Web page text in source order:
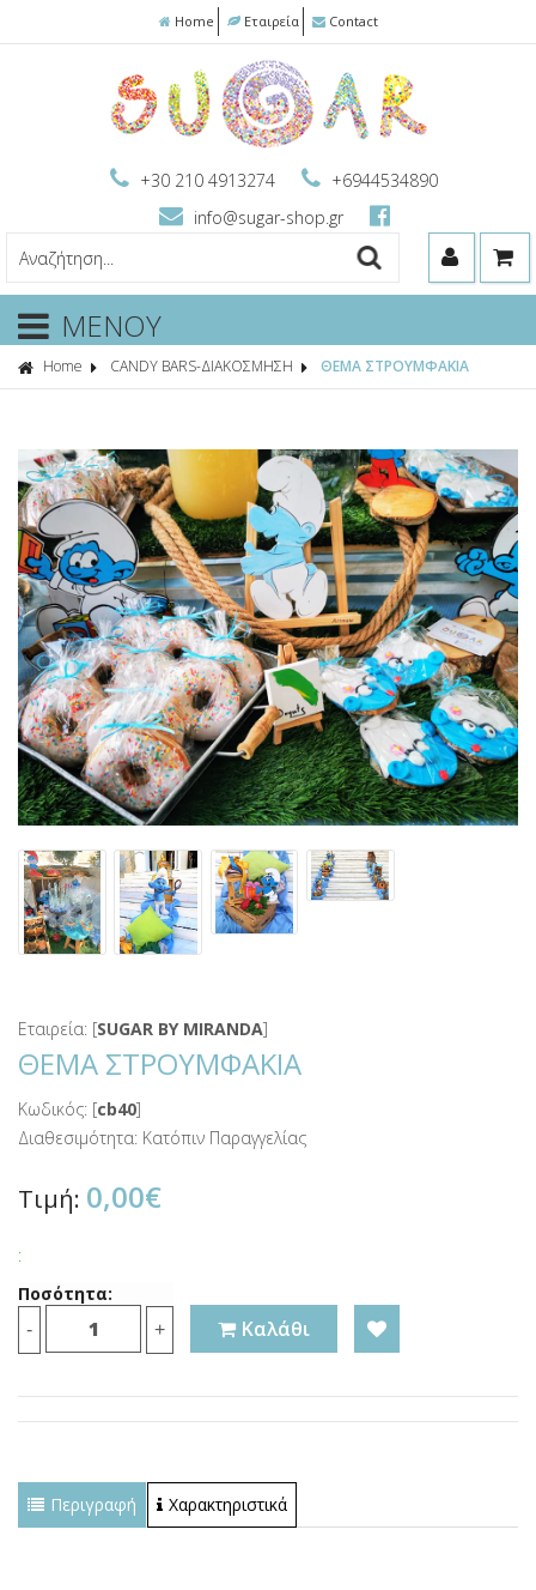
Home Εταιρεία Contact
+30 210 4913274
+6944534890
info@sugar-shop.gr
ΜΕΝΟΥ
Home CANDY BARS-ΔΙΑΚΟΣΜΗΣΗ ΘΕΜΑ ΣΤΡΟΥΜΦΑΚΙΑ
Εταιρεία: [SUGAR BY MIRANDA]
ΘΕΜΑ ΣΤΡΟΥΜΦΑΚΙΑ
Κωδικός: [cb40]
Διαθεσιμότητα: Κατόπιν Παραγγελίας
Τιμή: 0,00€
:
Ποσότητα:
- + Καλάθι
Περιγραφή Χαρακτηριστικά